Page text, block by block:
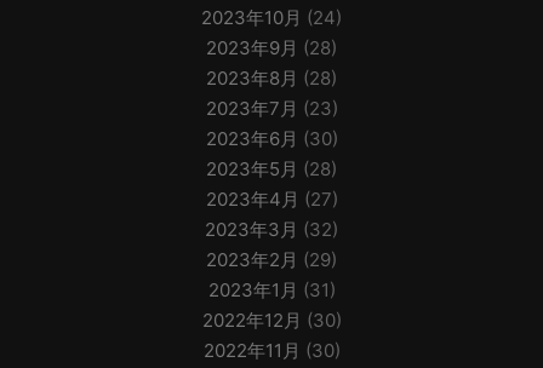
2023年10月 (24)
2023年9月 (28)
2023年8月 (28)
2023年7月 (23)
2023年6月 (30)
2023年5月 (28)
2023年4月 (27)
2023年3月 (32)
2023年2月 (29)
2023年1月 (31)
2022年12月 (30)
2022年11月 (30)